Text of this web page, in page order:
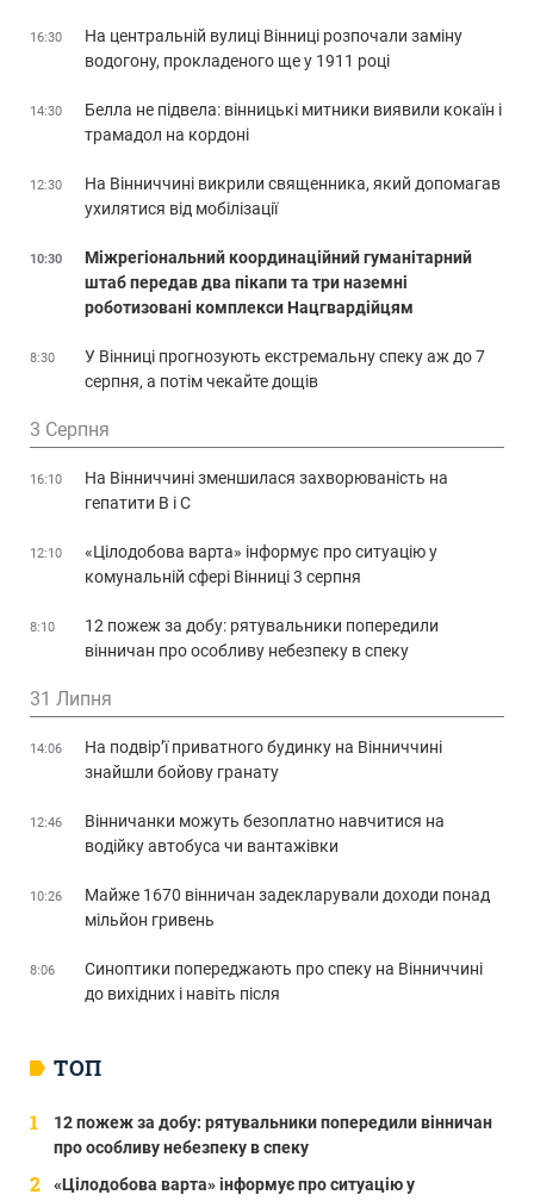
ТОП
12 пожеж за добу: рятувальники попередили вінничан
про особливу небезпеку в спеку
«Цілодобова варта» інформує про ситуацію у
16:30
На центральній вулиці Вінниці розпочали заміну
водогону, прокладеного ще у 1911 році
14:30
Белла не підвела: вінницькі митники виявили кокаїн і
трамадол на кордоні
12:30
На Вінниччині викрили священника, який допомагав
ухилятися від мобілізації
10:30
Міжрегіональний координаційний гуманітарний
штаб передав два пікапи та три наземні
роботизовані комплекси Нацгвардійцям
8:30
У Вінниці прогнозують екстремальну спеку аж до 7
серпня, а потім чекайте дощів
3 Серпня
16:10
На Вінниччині зменшилася захворюваність на
гепатити В і С
12:10
«Цілодобова варта» інформує про ситуацію у
комунальній сфері Вінниці 3 серпня
8:10
12 пожеж за добу: рятувальники попередили
вінничан про особливу небезпеку в спеку
31 Липня
14:06
На подвір’ї приватного будинку на Вінниччині
знайшли бойову гранату
12:46
Вінничанки можуть безоплатно навчитися на
водійку автобуса чи вантажівки
10:26
Майже 1670 вінничан задекларували доходи понад
мільйон гривень
8:06
Синоптики попереджають про спеку на Вінниччині
до вихідних і навіть після